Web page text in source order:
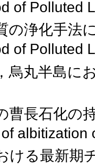
of Polluted
の浄化手法
of Polluted
烏丸半島に
曹長石化の
ける最新期